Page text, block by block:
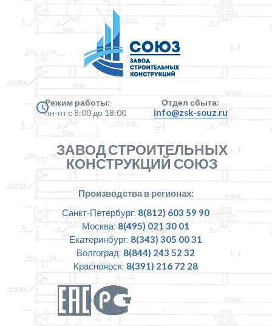
Режим работы:
пн-пт с 8:00 до 18:00
Отдел сбыта:
info@zsk-souz.ru
ЗАВОД СТРОИТЕЛЬНЫХ
КОНСТРУКЦИЙ СОЮЗ
Производства в регионах:
Санкт-Петербург: 8(812) 603 59 90
Москва: 8(495) 021 30 01
Екатеринбург: 8(343) 305 00 31
Волгоград: 8(844) 243 52 32
Красноярск: 8(391) 216 72 28